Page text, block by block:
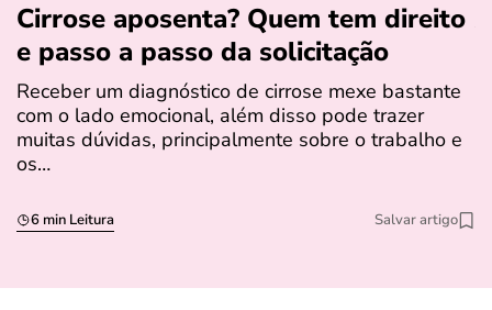
Cirrose aposenta? Quem tem direito
e passo a passo da solicitação
Receber um diagnóstico de cirrose mexe bastante
com o lado emocional, além disso pode trazer
muitas dúvidas, principalmente sobre o trabalho e
os…
6 min Leitura Salvar artigo